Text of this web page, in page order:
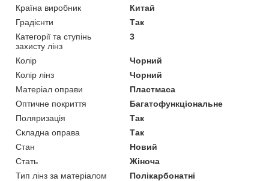
Країна виробник
Китай
Градієнти
Так
Категорії та ступінь
захисту лінз
3
Колір
Чорний
Колір лінз
Чорний
Матеріал оправи
Пластмаса
Оптичне покриття
Багатофункціональне
Поляризація
Так
Складна оправа
Так
Стан
Новий
Стать
Жіноча
Тип лінз за матеріалом
Полікарбонатні